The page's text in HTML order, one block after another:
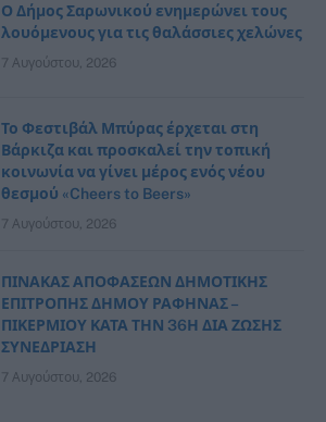
Ο Δήμος Σαρωνικού ενημερώνει τους
λουόμενους για τις θαλάσσιες χελώνες
7 Αυγούστου, 2026
Το Φεστιβάλ Μπύρας έρχεται στη
Βάρκιζα και προσκαλεί την τοπική
κοινωνία να γίνει μέρος ενός νέου
θεσμού «Cheers to Beers»
7 Αυγούστου, 2026
ΠΙΝΑΚΑΣ ΑΠΟΦΑΣΕΩΝ ΔΗΜΟΤΙΚΗΣ
ΕΠΙΤΡΟΠΗΣ ΔΗΜΟΥ ΡΑΦΗΝΑΣ –
ΠΙΚΕΡΜΙΟΥ ΚΑΤΑ ΤΗΝ 36Η ΔΙΑ ΖΩΣΗΣ
ΣΥΝΕΔΡΙΑΣΗ
7 Αυγούστου, 2026